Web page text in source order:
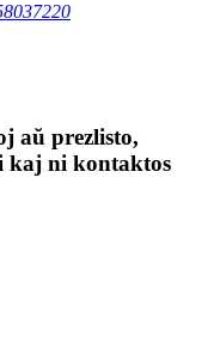
aŭ prezlisto,
kaj ni kontaktos